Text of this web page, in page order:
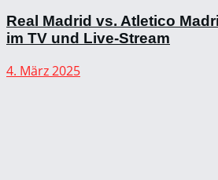
Real Madrid vs. Atletico
im TV und Live-Stream
4. März 2025